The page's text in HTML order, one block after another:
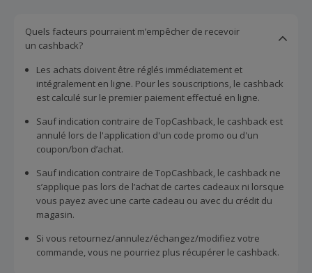
Quels facteurs pourraient m’empêcher de recevoir
un cashback?
Les achats doivent être réglés immédiatement et
intégralement en ligne. Pour les souscriptions, le cashback
est calculé sur le premier paiement effectué en ligne.
Sauf indication contraire de TopCashback, le cashback est
annulé lors de l'application d'un code promo ou d'un
coupon/bon d’achat.
Sauf indication contraire de TopCashback, le cashback ne
s’applique pas lors de l’achat de cartes cadeaux ni lorsque
vous payez avec une carte cadeau ou avec du crédit du
magasin.
Si vous retournez/annulez/échangez/modifiez votre
commande, vous ne pourriez plus récupérer le cashback.